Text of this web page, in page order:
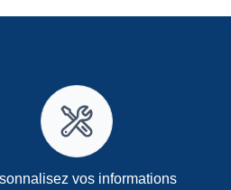
vos informations